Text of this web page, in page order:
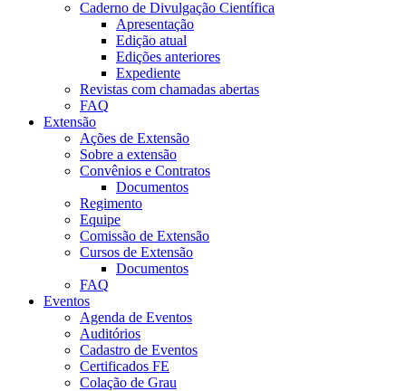
Caderno de Divulgação Científica
Apresentação
Edição atual
Edições anteriores
Expediente
Revistas com chamadas abertas
FAQ
Extensão
Ações de Extensão
Sobre a extensão
Convênios e Contratos
Documentos
Regimento
Equipe
Comissão de Extensão
Cursos de Extensão
Documentos
FAQ
Eventos
Agenda de Eventos
Auditórios
Cadastro de Eventos
Certificados FE
Colação de Grau